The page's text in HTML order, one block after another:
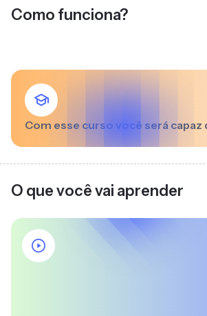
Como funciona?
Com esse curso você será capaz
O que você vai aprender